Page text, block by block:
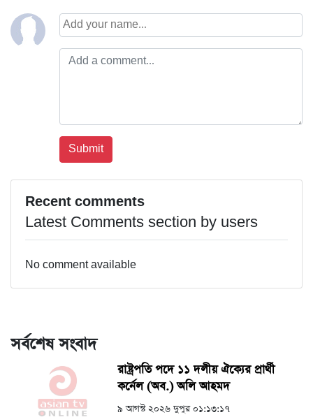
Recent comments
Latest Comments section by users
No comment available
সর্বশেষ সংবাদ
রাষ্ট্রপতি পদে ১১ দলীয় ঐক্যের প্রার্থী
কর্নেল (অব.) অলি আহমদ
৯ আগস্ট ২০২৬ দুপুর ০১:১৩:১৭